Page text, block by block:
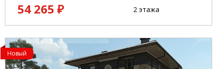
54 265 ₽
2 этажа
Новый